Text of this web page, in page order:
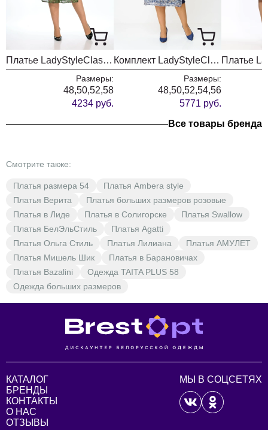
Платье LadyStyleClassic 1922/2 зеленый с малиновым
Размеры:
48,50,52,58
4234 руб.
Комплект LadyStyleClassic 1861-6
Размеры:
48,50,52,54,56
5771 руб.
Все товары бренда
Смотрите также:
Платья размера 54
Платья Ambera style
Платья Верита
Платья больших размеров розовые
Платья в Лиде
Платья в Солигорске
Платья Swallow
Платья БелЭльСтиль
Платья Agatti
Платья Ольга Стиль
Платья Лилиана
Платья АМУЛЕТ
Платья Мишель Шик
Платья в Барановичах
Платья Bazalini
Одежда TAITA PLUS 58
Одежда больших размеров
КАТАЛОГ
БРЕНДЫ
КОНТАКТЫ
О НАС
ОТЗЫВЫ
МЫ В СОЦСЕТЯХ